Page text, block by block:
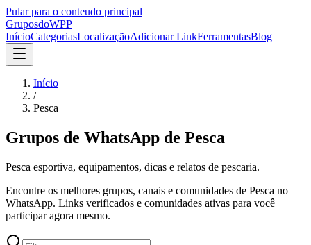
Pular para o conteudo principal
GruposdoWPP
InícioCategoriasLocalizaçãoAdicionar LinkFerramentasBlog
Início
/
Pesca
Grupos de WhatsApp de Pesca
Pesca esportiva, equipamentos, dicas e relatos de pescaria.
Encontre os melhores grupos, canais e comunidades de Pesca no
WhatsApp. Links verificados e comunidades ativas para você
participar agora mesmo.